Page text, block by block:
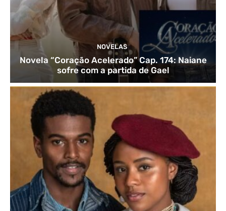
NOVELAS
Novela “Coração Acelerado” Cap. 174: Naiane
sofre com a partida de Gael